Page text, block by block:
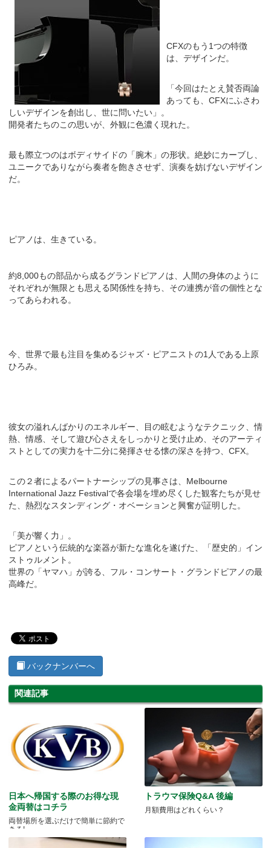
CFXのもう1つの特徴
は、デザインだ。
「今回はたとえ賛否両論
あっても、CFXにふさわ
しいデザインを創出し、世に問いたい」。
開発者たちのこの思いが、外観に色濃く現れた。
最も際立つのはボディサイドの「腕木」の形状。絶妙にカーブし、
ユニークでありながら奏者を飽きさせず、演奏を妨げないデザイン
だ。
ピアノは、生きている。
約8,000もの部品から成るグランドピアノは、人間の身体のように
それぞれが無限とも思える関係性を持ち、その連携が音の個性とな
ってあらわれる。
今、世界で最も注目を集めるジャズ・ピアニストの1人である上原
ひろみ。
彼女の溢れんばかりのエネルギー、目の眩むようなテクニック、情
熱、情感、そして遊び心さえをしっかりと受け止め、そのアーティ
ストとしての実力を十二分に発揮させる懐の深さを持つ、CFX。
この２者によるパートナーシップの見事さは、Melbourne
International Jazz Festivalで各会場を埋め尽くした観客たちが見せ
た、熱烈なスタンディング・オベーションと興奮が証明した。
「美が響く力」。
ピアノという伝統的な楽器が新たな進化を遂げた、「歴史的」イン
ストゥルメント。
世界の「ヤマハ」が誇る、フル・コンサート・グランドピアノの最
高峰だ。
バックナンバーへ
関連記事
日本へ帰国する際のお得な現
金両替はコチラ
両替場所を選ぶだけで簡単に節約で
きる!
トラウマ保険Q&A 後編
月額費用はどれくらい？